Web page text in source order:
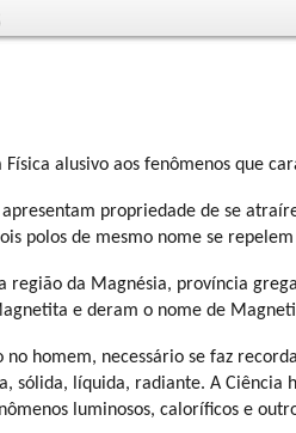
alusivo aos fenômenos que
apresentam propriedade de se
polos de mesmo nome se
região da Magnésia, província
e deram o nome de
no homem, necessário se faz
sólida, líquida, radiante. A Ciência
luminosos, caloríficos e